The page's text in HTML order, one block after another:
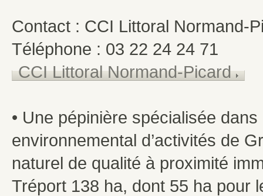
Contact : CCI Littoral Normand-
Téléphone : 03 22 24 24 71
CCI Littoral Normand-Picard
• Une pépinière spécialisée
environnemental d’activités de
naturel de qualité à proximité
Tréport 138 ha, dont 55 ha pour